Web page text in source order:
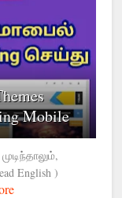
Mobile
English )